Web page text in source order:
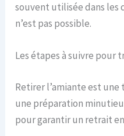
souvent utilisée dans les
n’est pas possible.
Les étapes à suivre pour
Retirer l’amiante est
une préparation
pour garantir un retrait